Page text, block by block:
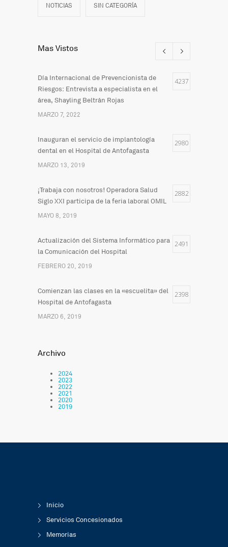
NOTICIAS SIN CATEGORÍA
Mas Vistos
Día Internacional de Prevencionista de
Riesgos: Entrevista a especialista en el
área, Shayling Beltrán Rojas
4237
MARZO 7, 2022
Inauguran el servicio de implantología
dental en el Hospital de Antofagasta
2980
MARZO 13, 2019
¡Trabaja con nosotros! Operadora Salud
Siglo XXI participa de la feria laboral OMIL
2882
MAYO 8, 2019
Actualización del Sistema Informático para
la Comunicación del Hospital
2491
FEBRERO 20, 2019
Comienzan las clases en la «escuelita» del
Hospital de Antofagasta
2398
MARZO 6, 2019
Archivo
2024
2023
2022
2021
2020
2019
Inicio
Servicios Concesionados
Memorias